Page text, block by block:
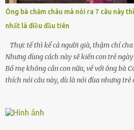
bận rộn với gia đình riêng của họ. Tôi đã
xuân vào người chồng ấy – và giờ, tôi chỉ
chiếc xe buýt cuối ngày, trốn chạy khỏi
Ông bà chăm cháu mà nói ra 7 câu này
nhất là điều đầu tiên
Thực tế thì kể cả người già, thậm chí cha
Nhưng dùng cách này sẽ kiến con trẻ
Bố mẹ không cần con nữa, về với ông bà
thích nói câu này, dù là nói đùa nhưng trẻ
khuyên nhủ con thật cẩn thận. Nếu cháu